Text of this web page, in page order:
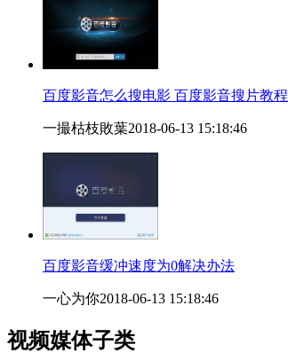
百度影音怎么搜电影 百度影音搜片教程
一撮枯枝敗葉2018-06-13 15:18:46
百度影音缓冲速度为0解决办法
一心为你2018-06-13 15:18:46
视频媒体子类